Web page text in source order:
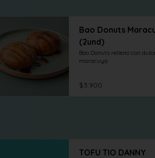
Bao Donuts
(2und)
Bao Donuts relleno con
maracuya
$3.900
TOFU TIO DANNY